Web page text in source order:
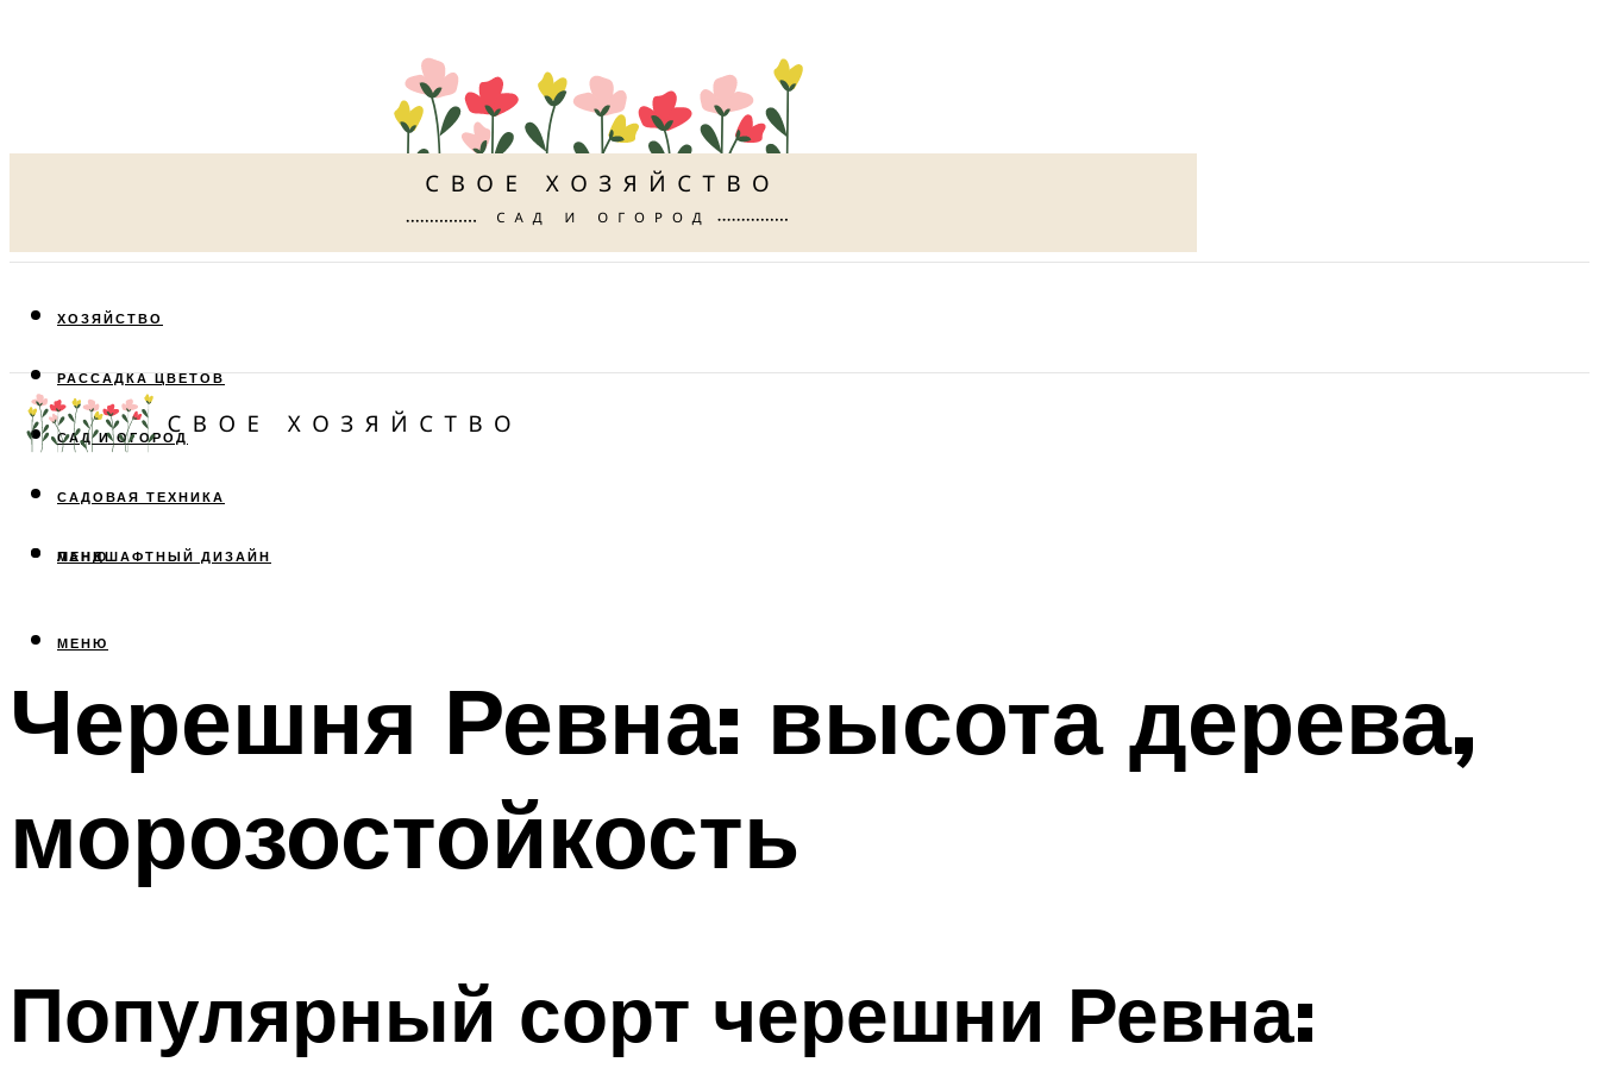
ХОЗЯЙСТВО
РАССАДКА ЦВЕТОВ
САД И ОГОРОД
САДОВАЯ ТЕХНИКА
ЛАНДШАФТНЫЙ ДИЗАЙН
МЕНЮ
МЕНЮ
Черешня Ревна: высота дерева,
морозостойкость
Популярный сорт черешни Ревна: